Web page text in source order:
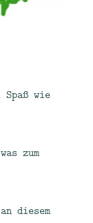
wie
zum
diesem